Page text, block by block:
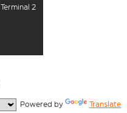
Terminal 2
Powered by Translate